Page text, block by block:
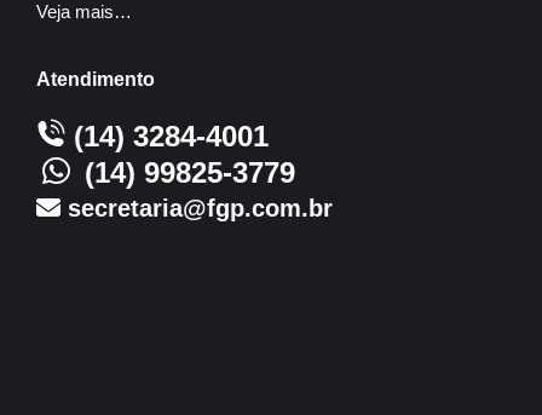
Veja mais…
Atendimento
(14) 3284-4001
(14) 99825-3779
secretaria@fgp.com.br